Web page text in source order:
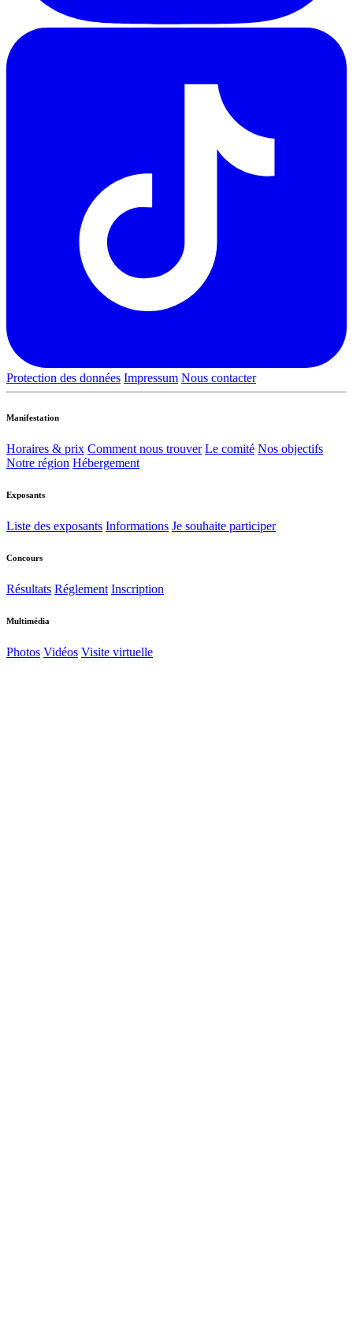
Protection des données Impressum Nous contacter
Manifestation
Horaires & prix Comment nous trouver Le comité Nos objectifs
Notre région Hébergement
Exposants
Liste des exposants Informations Je souhaite participer
Concours
Résultats Réglement Inscription
Multimédia
Photos Vidéos Visite virtuelle